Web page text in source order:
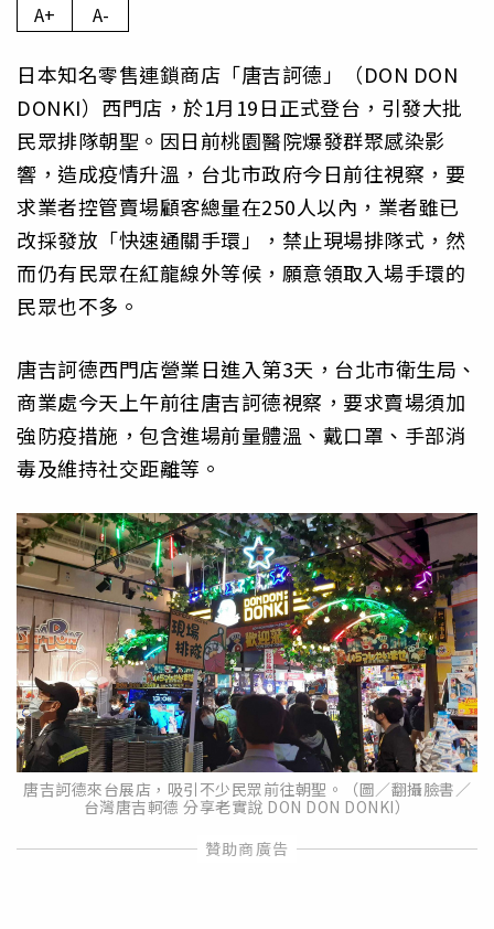
A+ A-
日本知名零售連鎖商店「唐吉訶德」（DON DON
DONKI）西門店，於1月19日正式登台，引發大批
民眾排隊朝聖。因日前桃園醫院爆發群聚感染影
響，造成疫情升溫，台北市政府今日前往視察，要
求業者控管賣場顧客總量在250人以內，業者雖已
改採發放「快速通關手環」，禁止現場排隊式，然
而仍有民眾在紅龍線外等候，願意領取入場手環的
民眾也不多。
唐吉訶德西門店營業日進入第3天，台北市衛生局、
商業處今天上午前往唐吉訶德視察，要求賣場須加
強防疫措施，包含進場前量體溫、戴口罩、手部消
毒及維持社交距離等。
唐吉訶德來台展店，吸引不少民眾前往朝聖。（圖／翻攝臉書／
台灣唐吉軻德 分享老實說 DON DON DONKI）